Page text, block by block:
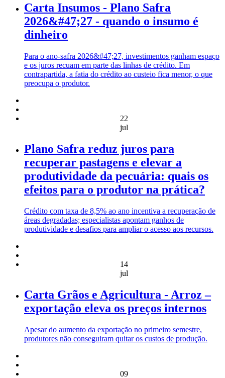
Carta Insumos - Plano Safra
2026&#47;27 - quando o insumo é
dinheiro
Para o ano-safra 2026&#47;27, investimentos ganham espaço
e os juros recuam em parte das linhas de crédito. Em
contrapartida, a fatia do crédito ao custeio fica menor, o que
preocupa o produtor.
22
jul
Plano Safra reduz juros para
recuperar pastagens e elevar a
produtividade da pecuária: quais os
efeitos para o produtor na prática?
Crédito com taxa de 8,5% ao ano incentiva a recuperação de
áreas degradadas; especialistas apontam ganhos de
produtividade e desafios para ampliar o acesso aos recursos.
14
jul
Carta Grãos e Agricultura - Arroz –
exportação eleva os preços internos
Apesar do aumento da exportação no primeiro semestre,
produtores não conseguiram quitar os custos de produção.
09